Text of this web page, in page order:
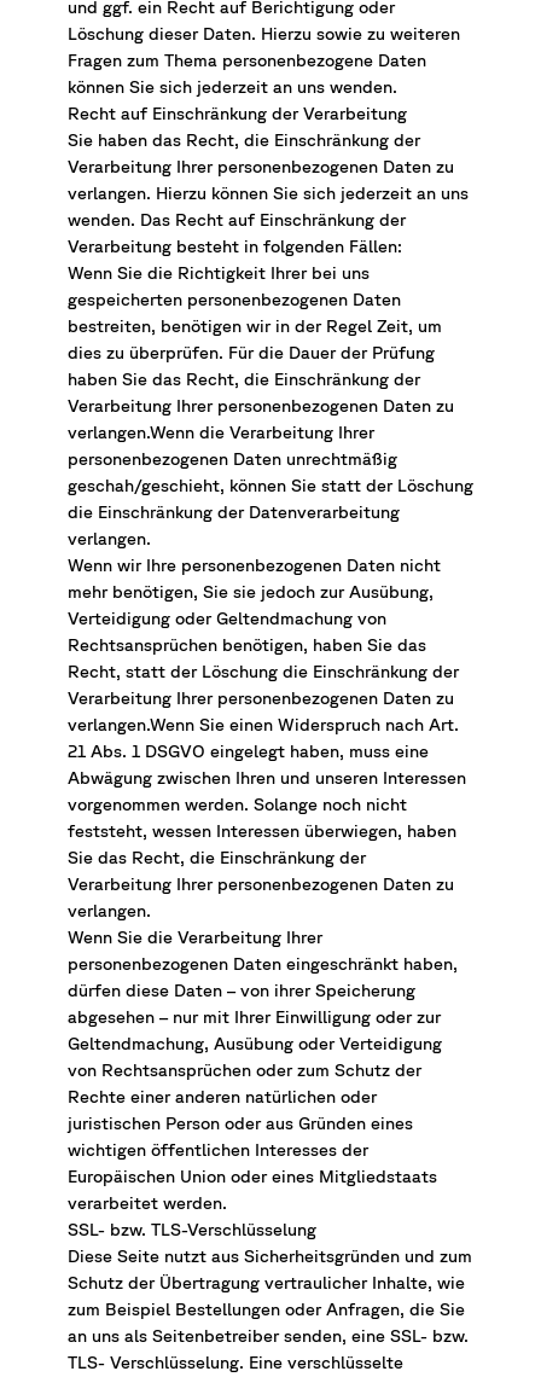
und ggf. ein Recht auf Berichtigung oder
Löschung dieser Daten. Hierzu sowie zu weiteren
Fragen zum Thema personenbezogene Daten
können Sie sich jederzeit an uns wenden.
Recht auf Einschränkung der Verarbeitung
Sie haben das Recht, die Einschränkung der
Verarbeitung Ihrer personenbezogenen Daten zu
verlangen. Hierzu können Sie sich jederzeit an uns
wenden. Das Recht auf Einschränkung der
Verarbeitung besteht in folgenden Fällen:
Wenn Sie die Richtigkeit Ihrer bei uns
gespeicherten personenbezogenen Daten
bestreiten, benötigen wir in der Regel Zeit, um
dies zu überprüfen. Für die Dauer der Prüfung
haben Sie das Recht, die Einschränkung der
Verarbeitung Ihrer personenbezogenen Daten zu
verlangen.Wenn die Verarbeitung Ihrer
personenbezogenen Daten unrechtmäßig
geschah/geschieht, können Sie statt der Löschung
die Einschränkung der Datenverarbeitung
verlangen.
Wenn wir Ihre personenbezogenen Daten nicht
mehr benötigen, Sie sie jedoch zur Ausübung,
Verteidigung oder Geltendmachung von
Rechtsansprüchen benötigen, haben Sie das
Recht, statt der Löschung die Einschränkung der
Verarbeitung Ihrer personenbezogenen Daten zu
verlangen.Wenn Sie einen Widerspruch nach Art.
21 Abs. 1 DSGVO eingelegt haben, muss eine
Abwägung zwischen Ihren und unseren Interessen
vorgenommen werden. Solange noch nicht
feststeht, wessen Interessen überwiegen, haben
Sie das Recht, die Einschränkung der
Verarbeitung Ihrer personenbezogenen Daten zu
verlangen.
Wenn Sie die Verarbeitung Ihrer
personenbezogenen Daten eingeschränkt haben,
dürfen diese Daten – von ihrer Speicherung
abgesehen – nur mit Ihrer Einwilligung oder zur
Geltendmachung, Ausübung oder Verteidigung
von Rechtsansprüchen oder zum Schutz der
Rechte einer anderen natürlichen oder
juristischen Person oder aus Gründen eines
wichtigen öffentlichen Interesses der
Europäischen Union oder eines Mitgliedstaats
verarbeitet werden.
SSL- bzw. TLS-Verschlüsselung
Diese Seite nutzt aus Sicherheitsgründen und zum
Schutz der Übertragung vertraulicher Inhalte, wie
zum Beispiel Bestellungen oder Anfragen, die Sie
an uns als Seitenbetreiber senden, eine SSL- bzw.
TLS- Verschlüsselung. Eine verschlüsselte